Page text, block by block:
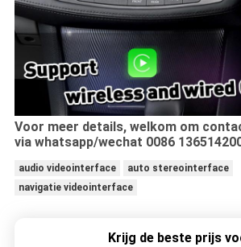
Voor meer details, welkom om
via whatsapp/wechat 0086
audio videointerface
auto stereointerface
navigatie videointerface
Krijg de beste prijs